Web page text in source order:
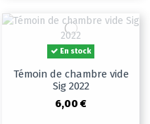
En stock
Témoin de chambre vide
Sig 2022
6,00 €